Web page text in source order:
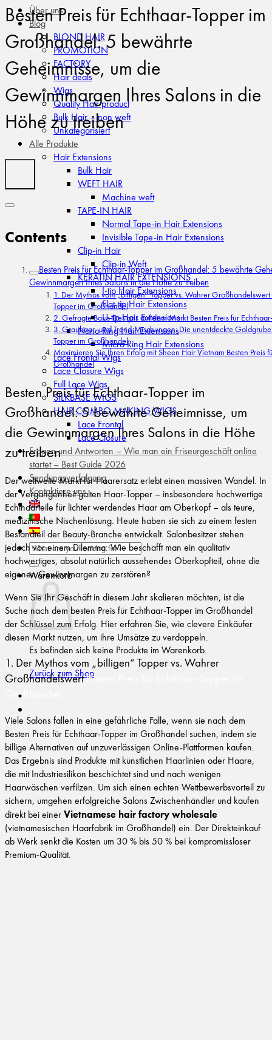
Über uns
Blog
BLOND HAIR
PROMOTION
FACTORY
Hair deals
Wigs
Quality Hair product
Bulk Hair – non weft
Unkategorisiert
Alle Produkte
Hair Extensions
Bulk Hair
WEFT HAIR
Machine weft
TAPE-IN HAIR
Normal Tape-in Hair Extensions
Invisible Tape-in Hair Extensions
Clip-in Hair
Clip-in Weft
KERATIN HAIR EXTENSIONS
I-tip Hair Extensions
Flat-tip Hair Extensions
U-tip Hair Extensions
Nano Ring Hair Extensions
Micro Ring Hair Extensions
Lace Frontal Wigs
Lace Closure Wigs
Full Lace Wigs
SILKBASE WIGS
HAIR COMBO MAKING WIGS
Lace Frontal
Lace Closure
Fragen und Antworten – Wie man ein Friseurgeschäft online
startet – Best Guide 2026
Sendungsverfolgung
Kontaktiere uns
Suchen
nach:
Warenkorb
Es befinden sich keine Produkte im Warenkorb.
Zurück zum Shop
Besten Preis für Echthaar-Topper im
Großhandel: 5 bewährte
Geheimnisse, um die
Gewinnmargen Ihres Salons in die
Höhe zu treiben
Contents
Besten Preis für Echthaar-Topper im Großhandel: 5 bewährte
Gewinnmargen Ihres Salons in die Höhe zu treiben
1. Der Mythos vom „billigen“ Topper vs. Wahrer Großhandelswert
Topper im Großhandel
2. Gefragte Basis-Designs auf dem Markt Besten Preis für
3. Grauhaar- und Trend-Mischungen: Die unentdeckte Goldgrube
Topper im Großhandel
Maximieren Sie Ihren Erfolg mit Sheen Hair Vietnam Besten Preis
Großhandel
Besten Preis für Echthaar-Topper im
Großhandel: 5 bewährte Geheimnisse, um
die Gewinnmargen Ihres Salons in die Höhe
zu treiben
Der weltweite Markt für Haarersatz erlebt einen massiven Wandel. In
der Vergangenheit galten Haar-Topper – insbesondere hochwertige
Echthaarteile für lichter werdendes Haar am Oberkopf – als teure,
medizinische Nischenlösung. Heute haben sie sich zu einem festen
Bestandteil der Beauty-Branche entwickelt. Salonbesitzer stehen
jedoch vor einem Dilemma: Wie beschafft man ein qualitativ
hochwertiges, absolut natürlich aussehendes Oberkopfteil, ohne die
eigenen Gewinnmargen zu zerstören?
Wenn Sie Ihr Geschäft in diesem Jahr skalieren möchten, ist die
Suche nach dem besten Preis für Echthaar-Topper im Großhandel
der Schlüssel zum Erfolg. Hier erfahren Sie, wie clevere Einkäufer
diesen Markt nutzen, um ihre Umsätze zu verdoppeln.
1. Der Mythos vom „billigen“ Topper vs. Wahrer
GroßhandelswertBesten Preis für Echthaar-Topper im
Großhandel
Viele Salons fallen in eine gefährliche Falle, wenn sie nach dem
Besten Preis für Echthaar-Topper im Großhandel suchen, indem sie
billige Alternativen auf unzuverlässigen Online-Plattformen kaufen.
Das Ergebnis sind Produkte mit künstlichen Haarlinien oder Haare,
die mit Industriesilikon beschichtet sind und nach wenigen
Haarwäschen verfilzen. Um sich einen echten Wettbewerbsvorteil zu
sichern, umgehen erfolgreiche Salons Zwischenhändler und kaufen
direkt bei einerVietnamese hair factory wholesale
(vietnamesischen Haarfabrik im Großhandel) ein. Der Direkteinkauf
ab Werk senkt die Kosten um 30 % bis 50 % bei kompromissloser
Premium-Qualität.